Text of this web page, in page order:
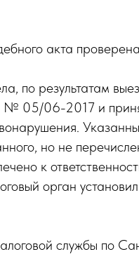
акта
по результатам
№ 05/06-2017 и
но не
к
орган
службы по